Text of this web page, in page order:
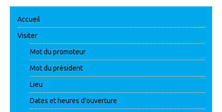
Accueil
Visiter
Mot du promoteur
Mot du président
Lieu
Dates et heures d’ouverture